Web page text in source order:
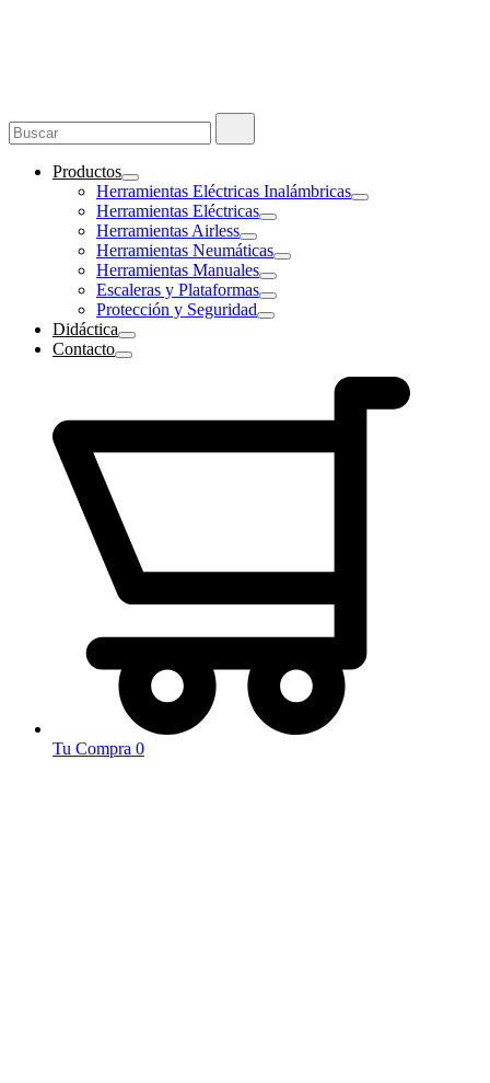
Buscar:
Productos
Herramientas Eléctricas Inalámbricas
Herramientas Eléctricas
Herramientas Airless
Herramientas Neumáticas
Herramientas Manuales
Escaleras y Plataformas
Protección y Seguridad
Didáctica
Contacto
Tu Compra 0